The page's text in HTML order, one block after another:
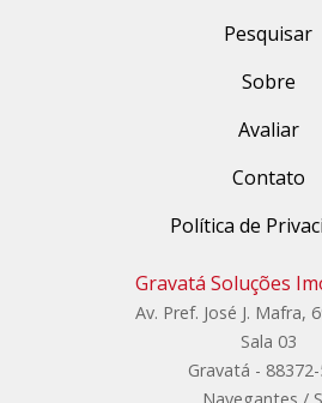
Pesquisar
Sobre
Avaliar
Contato
Política de
Gravatá Soluções
Av. Pref. José J. Mafra,
Sala 03
Gravatá -